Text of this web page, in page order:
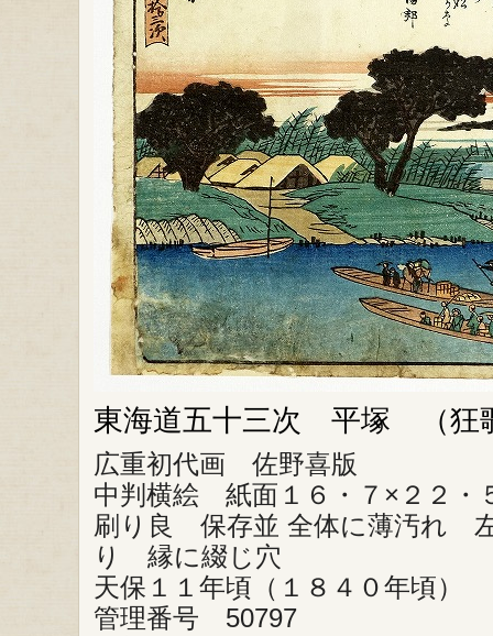
東海道五十三次 平塚 （狂
広重初代画 佐野喜版
中判横絵 紙面１６・７×２２
刷り良 保存並 全体に薄汚れ
り 縁に綴じ穴
天保１１年頃（１８４０年頃）
管理番号 50797